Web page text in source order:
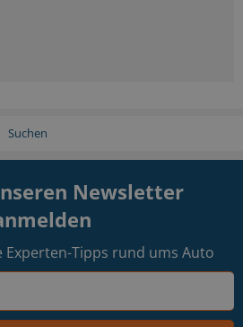
Suchen
Newsletter
Experten-Tipps rund ums Auto